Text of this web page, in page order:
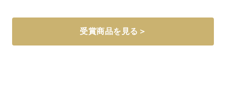
受賞商品を見る＞